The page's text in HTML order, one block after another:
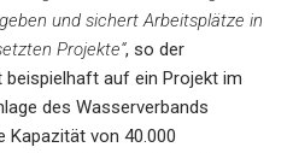
und sichert Arbeitsplätze in
Projekte“, so der
beispielhaft auf ein Projekt im
des Wasserverbands
Kapazität von 40.000